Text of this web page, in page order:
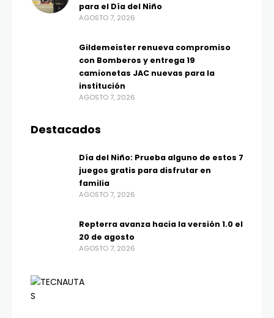
para el Día del Niño
AGOSTO 7, 2026
Gildemeister renueva compromiso
con Bomberos y entrega 19
camionetas JAC nuevas para la
institución
AGOSTO 7, 2026
Destacados
Día del Niño: Prueba alguno de estos 7
juegos gratis para disfrutar en
familia
AGOSTO 7, 2026
Repterra avanza hacia la versión 1.0 el
20 de agosto
AGOSTO 7, 2026